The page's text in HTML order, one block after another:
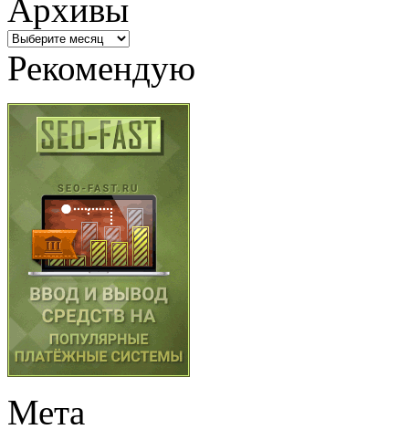
Архивы
Архивы
Рекомендую
Мета